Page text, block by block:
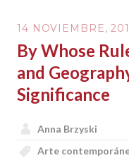
14 NOVIEMBRE,
By Whose
and
Significance
Anna Brzyski
Arte